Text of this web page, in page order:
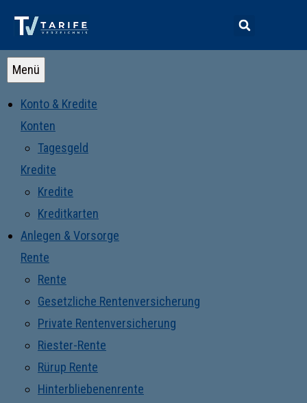
Menü
Konto & Kredite
Konten
Tagesgeld
Kredite
Kredite
Kreditkarten
Anlegen & Vorsorge
Rente
Rente
Gesetzliche Rentenversicherung
Private Rentenversicherung
Riester-Rente
Rürup Rente
Hinterbliebenenrente